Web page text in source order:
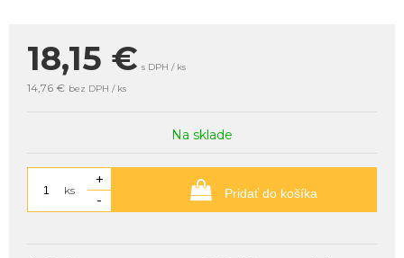
18,15 € s DPH / ks
14,76 € bez DPH / ks
Na sklade
ks
+
-
Pridať do košíka